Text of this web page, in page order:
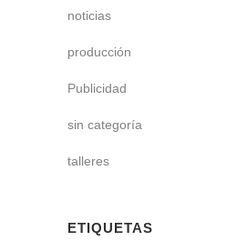
noticias
producción
Publicidad
sin categoría
talleres
ETIQUETAS